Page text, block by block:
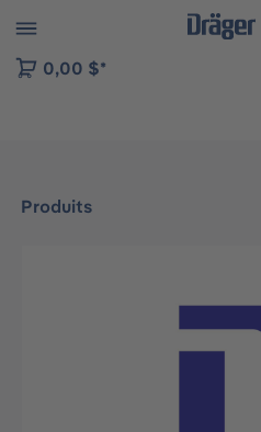
to B2B platform navigation
0,00 $*
Produits
Ignorer la galerie d'images